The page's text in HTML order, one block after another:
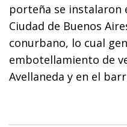
porteña se instalaron
Ciudad de Buenos
conurbano, lo cual
embotellamiento de
Avellaneda y en el